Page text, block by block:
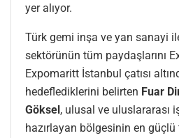
yer alıyor.
Türk gemi inşa ve yan sanayi
sektörünün tüm paydaşlarını
Expomaritt İstanbul çatısı
hedeflediklerini belirten Fuar
Göksel, ulusal ve uluslararası
hazırlayan bölgesinin en